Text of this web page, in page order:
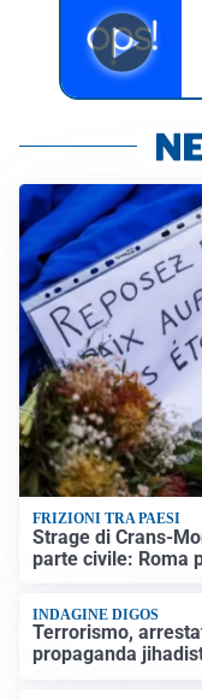
FRIZIONI TRA PAESI
Strage di Crans-
parte civile: Roma
INDAGINE DIGOS
Terrorismo,
propaganda